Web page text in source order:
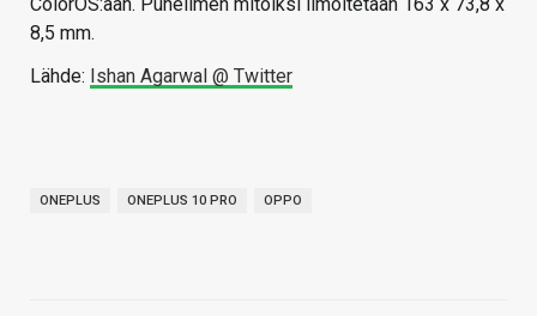
8,5 mm.
Lähde: Ishan Agarwal @ Twitter
ONEPLUS ONEPLUS 10 PRO OPPO